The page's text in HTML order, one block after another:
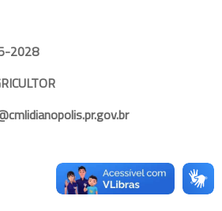
2028